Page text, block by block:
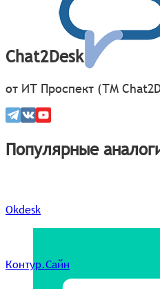
Chat2Desk
от ИТ Проспект (ТМ
Популярные
Okdesk
Контур.Сайн